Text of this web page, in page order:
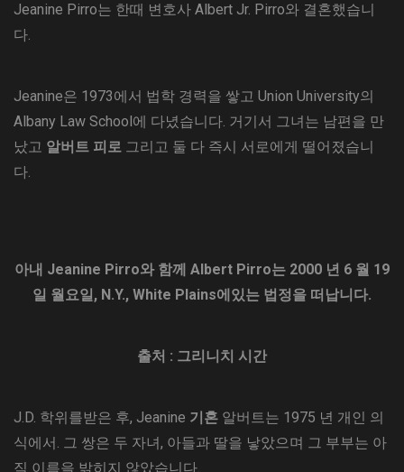
Jeanine Pirro는 한때 변호사 Albert Jr. Pirro와 결혼했습니
다.
Jeanine은 1973에서 법학 경력을 쌓고 Union University의
Albany Law School에 다녔습니다. 거기서 그녀는 남편을 만
났고 알버트 피로 그리고 둘 다 즉시 서로에게 떨어졌습니
다.
아내 Jeanine Pirro와 함께 Albert Pirro는 2000 년 6 월 19
일 월요일, N.Y., White Plains에있는 법정을 떠납니다.
출처 : 그리니치 시간
J.D. 학위를받은 후, Jeanine 기혼 알버트는 1975 년 개인 의
식에서. 그 쌍은 두 자녀, 아들과 딸을 낳았으며 그 부부는 아
직 이름을 밝히지 않았습니다.